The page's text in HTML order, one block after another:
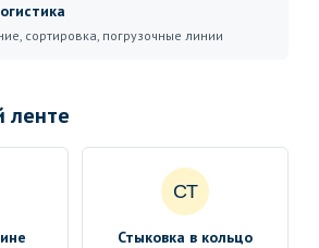
сортировка, погрузочные линии
ленте
СТ
Стыковка в кольцо